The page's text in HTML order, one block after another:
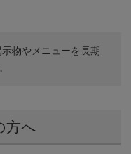
物やメニューを長期
方へ